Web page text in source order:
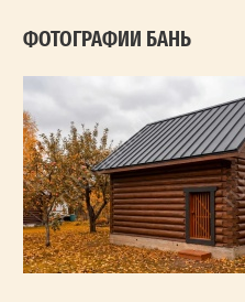
ФОТОГРАФИИ БАНЬ